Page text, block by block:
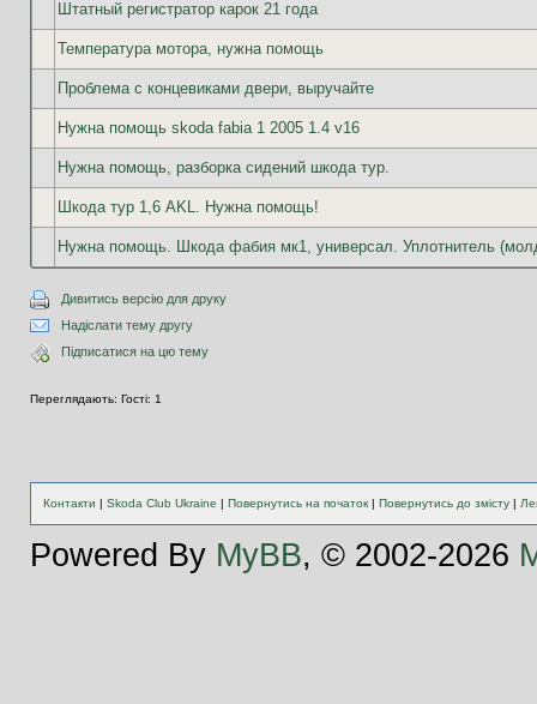
Штатный регистратор карок 21 года
Температура мотора, нужна помощь
Проблема с концевиками двери, выручайте
Нужна помощь skoda fabia 1 2005 1.4 v16
Нужна помощь, разборка сидений шкода тур.
Шкода тур 1,6 AKL. Нужна помощь!
Нужна помощь. Шкода фабия мк1, универсал. Уплотнитель
Дивитись версію для друку
Надіслати тему другу
Підписатися на цю тему
Переглядають: Гості: 1
Контакти | Skoda Club Ukraine | Повернутись на початок| Повернутись до змісту|
Powered By MyBB, © 2002-2026